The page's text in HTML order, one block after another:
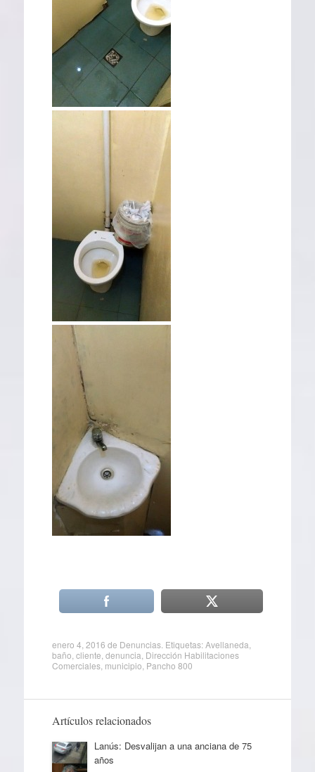
enero 4, 2016 de Denuncias. Etiquetas:Avellaneda
baño cliente denuncia Dirección Habilitaciones
Comerciales, municipio Pancho 800
Artículos relacionados
Lanús: Desvalijan a una anciana de 75
años